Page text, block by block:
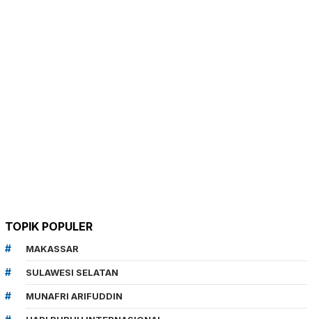
TOPIK POPULER
MAKASSAR
SULAWESI SELATAN
MUNAFRI ARIFUDDIN